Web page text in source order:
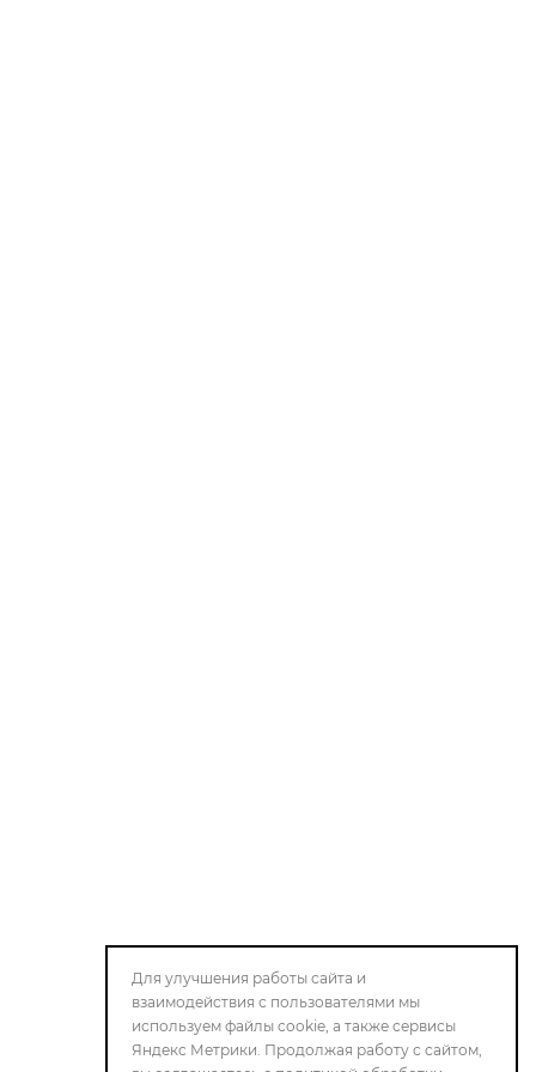
Для улучшения работы сайта и
взаимодействия с пользователями мы
используем файлы cookie, а также сервисы
Яндекс Метрики. Продолжая работу с сайтом,